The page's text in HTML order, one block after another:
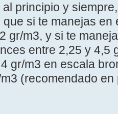
al principio y
si te manejas
gr/m3, y si te
entre 2,25 y 4,5
gr/m3 en escala
(recomendado